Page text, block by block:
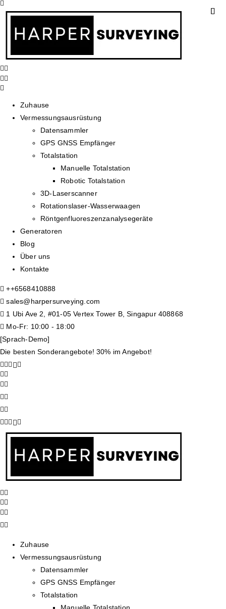
Zuhause
Vermessungsausrüstung
Datensammler
GPS GNSS Empfänger
Totalstation
Manuelle Totalstation
Robotic Totalstation
3D-Laserscanner
Rotationslaser-Wasserwaagen
Röntgenfluoreszenzanalysegeräte
Generatoren
Blog
Über uns
Kontakte
++6568410888
sales@harpersurveying.com
1 Ubi Ave 2, #01-05 Vertex Tower B, Singapur 408868
Mo-Fr: 10:00 - 18:00
[Sprach-Demo]
Die besten Sonderangebote! 30% im Angebot!
Zuhause
Vermessungsausrüstung
Datensammler
GPS GNSS Empfänger
Totalstation